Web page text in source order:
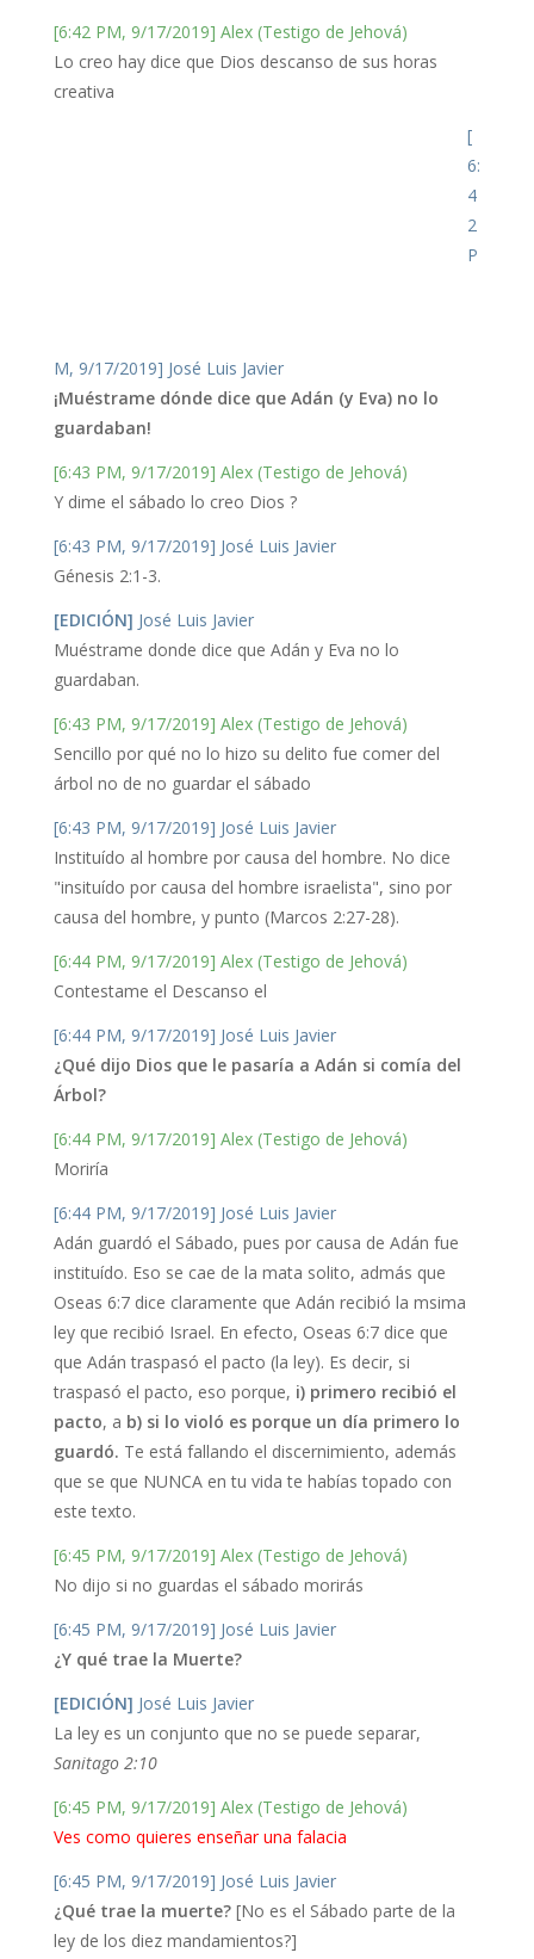
[6:42 PM, 9/17/2019] Alex (Testigo de Jehová)
Lo creo hay dice que Dios descanso de sus horas
creativa
[
6:
4
2
P
M, 9/17/2019] José Luis Javier
¡Muéstrame dónde dice que Adán (y Eva) no lo
guardaban!
[6:43 PM, 9/17/2019] Alex (Testigo de Jehová)
Y dime el sábado lo creo Dios ?
[6:43 PM, 9/17/2019] José Luis Javier
Génesis 2:1-3.
[EDICIÓN] José Luis Javier
Muéstrame donde dice que Adán y Eva no lo
guardaban.
[6:43 PM, 9/17/2019] Alex (Testigo de Jehová)
Sencillo por qué no lo hizo su delito fue comer del
árbol no de no guardar el sábado
[6:43 PM, 9/17/2019] José Luis Javier
Instituído al hombre por causa del hombre. No dice
"insituído por causa del hombre israelista", sino por
causa del hombre, y punto (Marcos 2:27-28).
[6:44 PM, 9/17/2019] Alex (Testigo de Jehová)
Contestame el Descanso el
[6:44 PM, 9/17/2019] José Luis Javier
¿Qué dijo Dios que le pasaría a Adán si comía del
Árbol?
[6:44 PM, 9/17/2019] Alex (Testigo de Jehová)
Moriría
[6:44 PM, 9/17/2019] José Luis Javier
Adán guardó el Sábado, pues por causa de Adán fue
instituído. Eso se cae de la mata solito, admás que
Oseas 6:7 dice claramente que Adán recibió la msima
ley que recibió Israel. En efecto, Oseas 6:7 dice que
que Adán traspasó el pacto (la ley). Es decir, si
traspasó el pacto, eso porque, i) primero recibió el
pacto, a b) si lo violó es porque un día primero lo
guardó. Te está fallando el discernimiento, además
que se que NUNCA en tu vida te habías topado con
este texto.
[6:45 PM, 9/17/2019] Alex (Testigo de Jehová)
No dijo si no guardas el sábado morirás
[6:45 PM, 9/17/2019] José Luis Javier
¿Y qué trae la Muerte?
[EDICIÓN] José Luis Javier
La ley es un conjunto que no se puede separar,
Sanitago 2:10
[6:45 PM, 9/17/2019] Alex (Testigo de Jehová)
Ves como quieres enseñar una falacia
[6:45 PM, 9/17/2019] José Luis Javier
¿Qué trae la muerte? [No es el Sábado parte de la
ley de los diez mandamientos?]